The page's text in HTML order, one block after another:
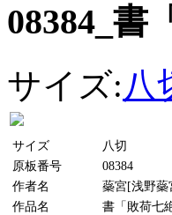
08384_書
サイズ:八
サイズ
八切
原板番号
08384
作者名
蘂宮[浅野蘂
作品名
書「敗荷七